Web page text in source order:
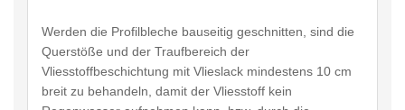
Werden die Profilbleche bauseitig geschnitten, sind die
Querstöße und der Traufbereich der
Vliesstoffbeschichtung mit Vlieslack mindestens 10 cm
breit zu behandeln, damit der Vliesstoff kein